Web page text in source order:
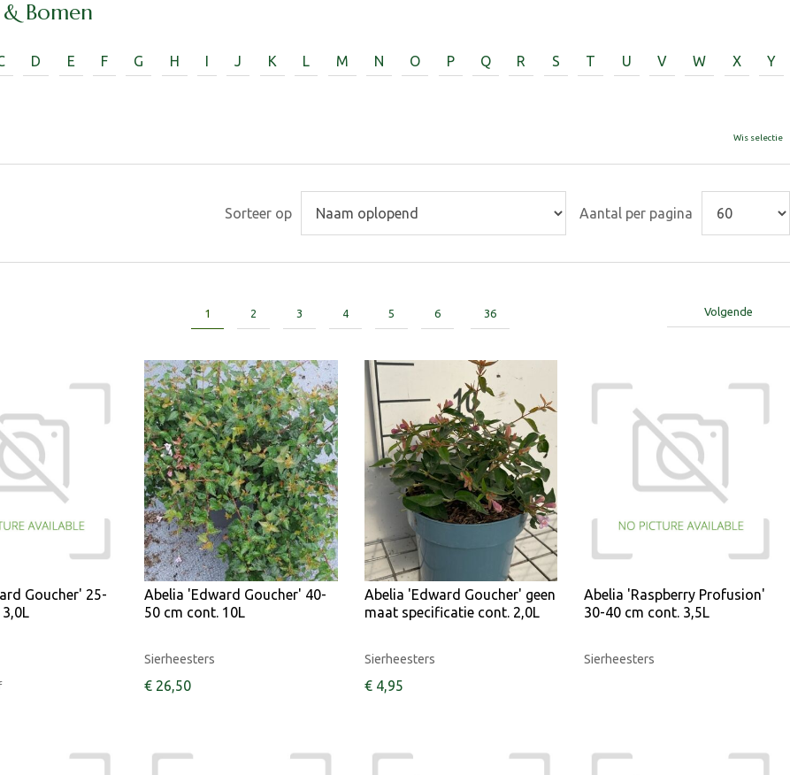
Bomen
D E F G H I J K L M N O P Q R S T U V W X Y
Wis selectie
Aantal per pagina
Sorteer op
1 2 3 4 5 6 36 Volgende
Goucher' 25-
Abelia 'Edward Goucher' 40-
50 cm cont. 10L
Sierheesters
€ 26,50
Abelia 'Edward Goucher' geen
maat specificatie cont. 2,0L
Sierheesters
€ 4,95
Abelia 'Raspberry Profusion'
30-40 cm cont. 3,5L
Sierheesters